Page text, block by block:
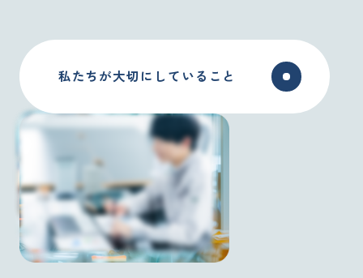
私たちが大切にしていること